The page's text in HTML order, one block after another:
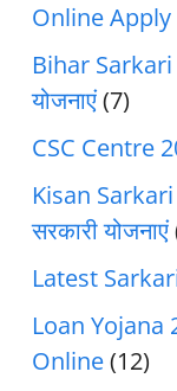
Online
Bihar Sarkari
योजनाएं(7)
CSC Centre
Kisan Sarkari
सरकारी योजनाएं
Latest
Loan Yojana
Online(12)